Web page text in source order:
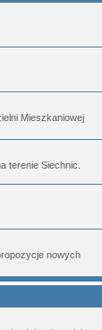
Mieszkaniowej
terenie Siechnic.
nowych